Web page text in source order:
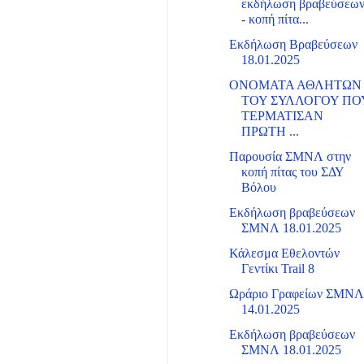
εκδήλωση βραβεύσεων
- κοπή πίτα...
Εκδήλωση Βραβεύσεων
18.01.2025
ΟΝΟΜΑΤΑ ΑΘΛΗΤΩΝ
ΤΟΥ ΣΥΛΛΟΓΟΥ
ΤΕΡΜΑΤΙΣΑΝ
ΠΡΩΤΗ ...
Παρουσία ΣΜΝΛ στην
κοπή πίτας του ΣΔΥ
Βόλου
Εκδήλωση βραβεύσεων
ΣΜΝΛ 18.01.2025
Κάλεσμα Εθελοντών
Γεντίκι Trail 8
Ωράριο Γραφείων ΣΜΝΛ
14.01.2025
Εκδήλωση βραβεύσεων
ΣΜΝΛ 18.01.2025